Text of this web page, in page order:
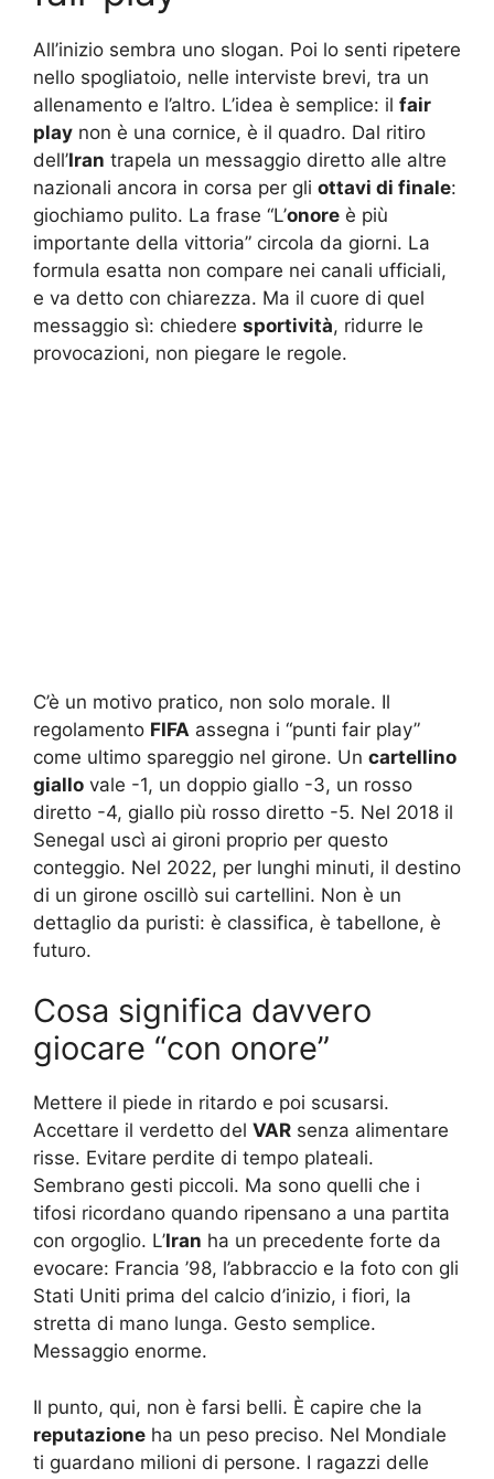
All’inizio sembra uno slogan. Poi lo senti ripetere
nello spogliatoio, nelle interviste brevi, tra un
allenamento e l’altro. L’idea è semplice: il fair
play non è una cornice, è il quadro. Dal ritiro
dell’Iran trapela un messaggio diretto alle altre
nazionali ancora in corsa per gli ottavi di finale:
giochiamo pulito. La frase “L’onore è più
importante della vittoria” circola da giorni. La
formula esatta non compare nei canali ufficiali,
e va detto con chiarezza. Ma il cuore di quel
messaggio sì: chiedere sportività, ridurre le
provocazioni, non piegare le regole.
C’è un motivo pratico, non solo morale. Il
regolamento FIFA assegna i “punti fair play”
come ultimo spareggio nel girone. Un cartellino
giallo vale -1, un doppio giallo -3, un rosso
diretto -4, giallo più rosso diretto -5. Nel 2018 il
Senegal uscì ai gironi proprio per questo
conteggio. Nel 2022, per lunghi minuti, il destino
di un girone oscillò sui cartellini. Non è un
dettaglio da puristi: è classifica, è tabellone, è
futuro.
Cosa significa davvero
giocare “con onore”
Mettere il piede in ritardo e poi scusarsi.
Accettare il verdetto del VAR senza alimentare
risse. Evitare perdite di tempo plateali.
Sembrano gesti piccoli. Ma sono quelli che i
tifosi ricordano quando ripensano a una partita
con orgoglio. L’Iran ha un precedente forte da
evocare: Francia ’98, l’abbraccio e la foto con gli
Stati Uniti prima del calcio d’inizio, i fiori, la
stretta di mano lunga. Gesto semplice.
Messaggio enorme.
Il punto, qui, non è farsi belli. È capire che la
reputazione ha un peso preciso. Nel Mondiale
ti guardano milioni di persone. I ragazzi delle